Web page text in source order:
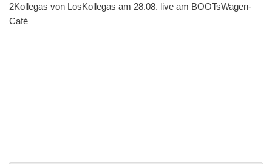
2Kollegas von LosKollegas am 28.08. live am BOOTsWagen-
Café